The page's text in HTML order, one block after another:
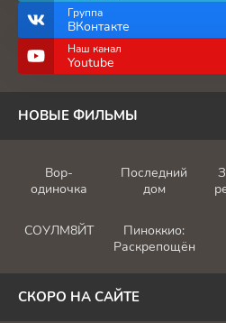
Группа
ВКонтакте
Наш канал
Youtube
НОВЫЕ ФИЛЬМЫ
Вор-
одиночка
Последний
дом
СОУЛМ8ЙТ
Пиноккио:
Раскрепощённый
СКОРО НА САЙТЕ